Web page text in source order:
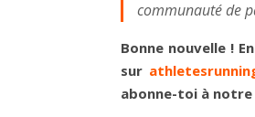
communauté de
Bonne nouvelle !
sur
abonne-toi à notre